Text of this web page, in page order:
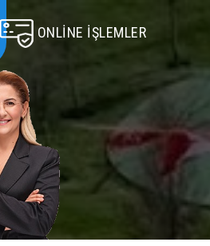
ONLINE İŞLEMLER